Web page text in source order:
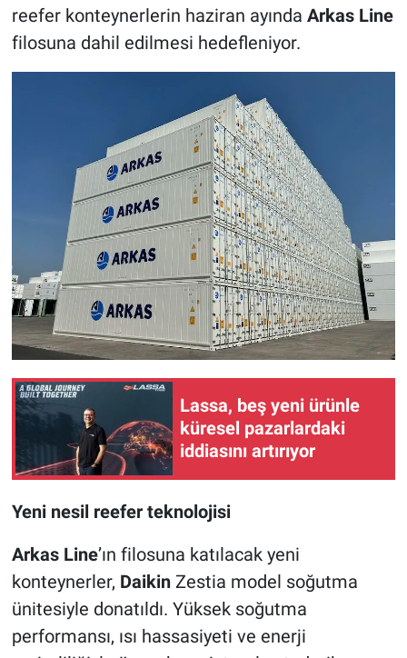
reefer konteynerlerin haziran ayında Arkas Line
filosuna dahil edilmesi hedefleniyor.
Lassa, beş yeni ürünle
küresel pazarlardaki
iddiasını artırıyor
Yeni nesil reefer teknolojisi
Arkas Line’ın filosuna katılacak yeni
konteynerler, DaikinZestia model soğutma
ünitesiyle donatıldı. Yüksek soğutma
performansı, ısı hassasiyeti ve enerji